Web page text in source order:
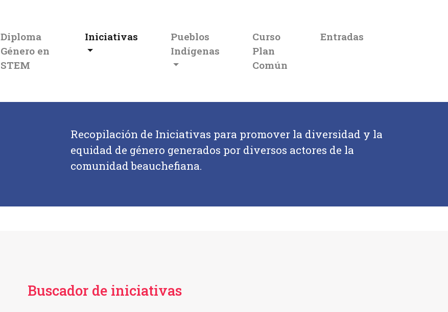
Diploma
Género en
STEM
Iniciativas
Pueblos
Indígenas
Curso
Plan
Común
Entradas
Recopilación de Iniciativas para promover la diversidad y la
equidad de género generados por diversos actores de la
comunidad beauchefiana.
Buscador de iniciativas